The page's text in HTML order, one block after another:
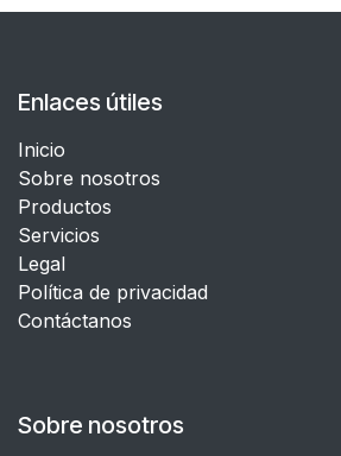
Enlaces útiles
Inicio
Sobre nosotros
Productos
Servicios
Legal
​Política de privacidad
Contáctanos
Sobre nosotros